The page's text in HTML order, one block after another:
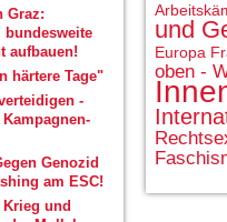
Graz:
bundesweite
aufbauen!
härtere Tage"
-
Genozid
am ESC!
Krieg und
und
Europa
oben -